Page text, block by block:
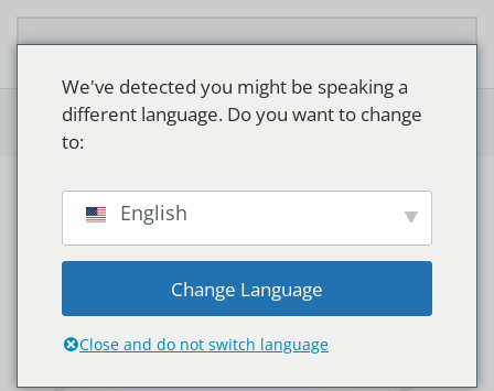
>Shop>Philips Ledinaire paneel
We've detected you might be speaking a
different language. Do you want to change
to:
English
Change Language
Close and do not switch language